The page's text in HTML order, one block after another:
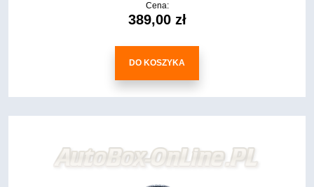
Cena:
389,00 zł
DO KOSZYKA